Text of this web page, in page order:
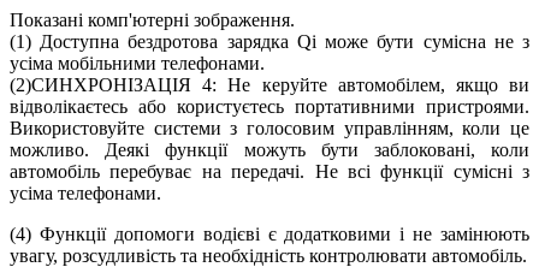
Показані комп'ютерні зображення.
(1) Доступна бездротова зарядка Qi може бути сумісна не з
усіма мобільними телефонами.
(2)СИНХРОНІЗАЦІЯ 4: Не керуйте автомобілем, якщо ви
відволікаєтесь або користуєтесь портативними пристроями.
Використовуйте системи з голосовим управлінням, коли це
можливо. Деякі функції можуть бути заблоковані, коли
автомобіль перебуває на передачі. Не всі функції сумісні з
усіма телефонами.
(4) Функції допомоги водієві є додатковими і не замінюють
увагу, розсудливість та необхідність контролювати автомобіль.